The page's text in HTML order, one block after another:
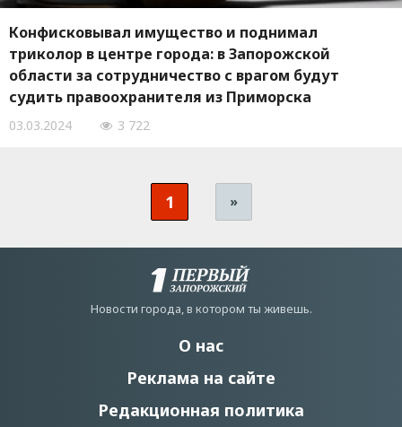
Конфисковывал имущество и поднимал
триколор в центре города: в Запорожской
области за сотрудничество с врагом будут
судить правоохранителя из Приморска
03.03.2024 3 722
1 »
Новости города, в котором ты живешь.
О нас
Реклама на сайте
Редакционная политика